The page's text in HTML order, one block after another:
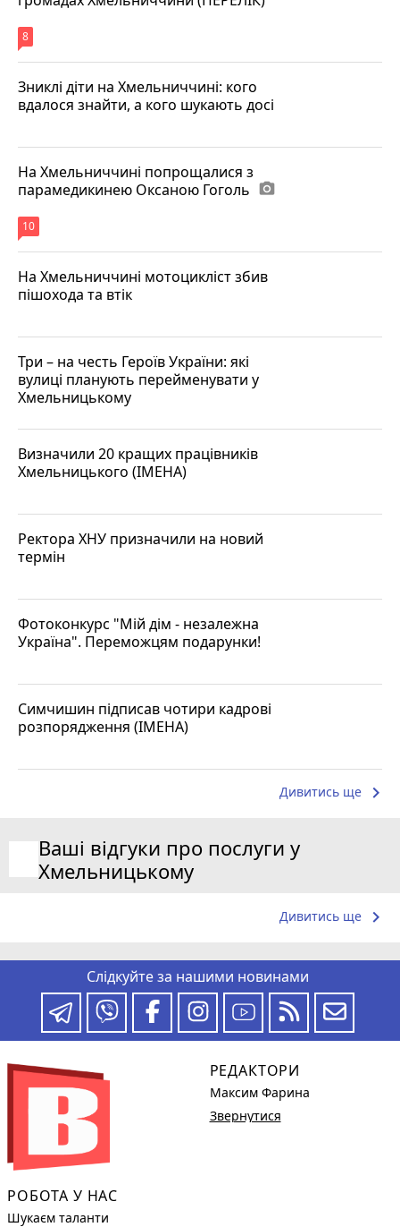
8
Зниклі діти на Хмельниччині: кого
вдалося знайти, а кого шукають досі
На Хмельниччині попрощалися з
парамедикинею Оксаною Гоголь photo_camera
10
На Хмельниччині мотоцикліст збив
пішохода та втік
Три – на честь Героїв України: які
вулиці планують перейменувати у
Хмельницькому
Визначили 20 кращих працівників
Хмельницького (ІМЕНА)
Ректора ХНУ призначили на новий
термін
Фотоконкурс "Мій дім - незалежна
Україна". Переможцям подарунки!
Симчишин підписав чотири кадрові
розпорядження (ІМЕНА)
Дивитись ще keyboard_arrow_right
Ваші відгуки про послуги у
Хмельницькому
Дивитись ще keyboard_arrow_right
Слідкуйте за нашими новинами
РОБОТА У НАС
Шукаєм таланти
РЕДАКТОРИ
Максим Фарина
Звернутися